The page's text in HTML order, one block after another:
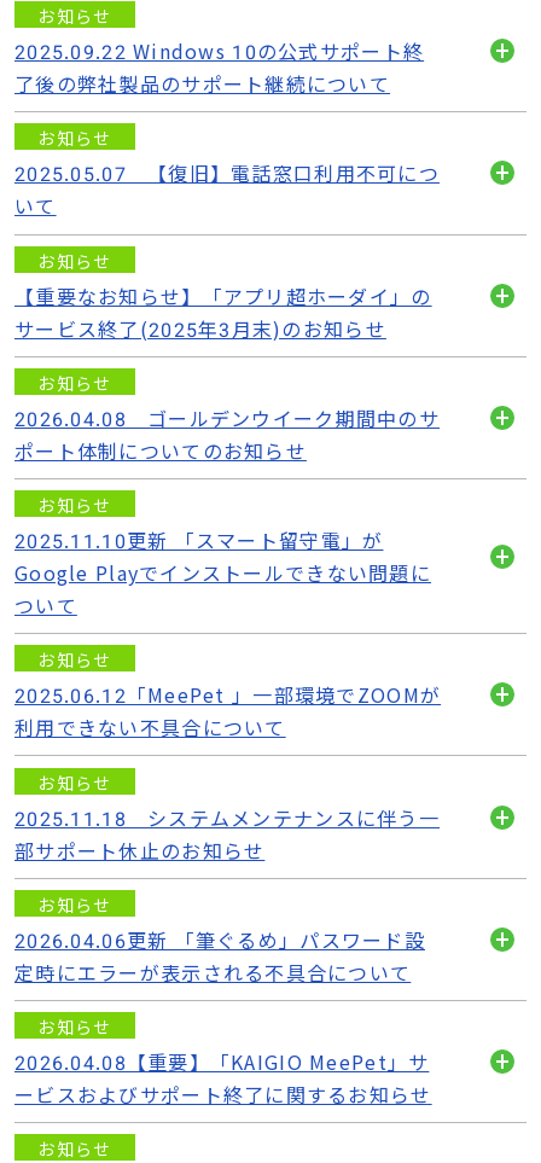
お知らせ
2025.09.22 Windows 10の公式サポート終
了後の弊社製品のサポート継続について
く
お知らせ
2025.05.07 【復旧】電話窓口利用不可につ
いて
く
お知らせ
【重要なお知らせ】「アプリ超ホーダイ」の
サービス終了(2025年3月末)のお知らせ
く
お知らせ
2026.04.08 ゴールデンウイーク期間中のサ
ポート体制についてのお知らせ
く
お知らせ
2025.11.10更新 「スマート留守電」が
Google Playでインストールできない問題に
ついて
お知らせ
2025.06.12「MeePet 」一部環境でZOOMが
利用できない不具合について
く
お知らせ
2025.11.18 システムメンテナンスに伴う一
部サポート休止のお知らせ
く
お知らせ
2026.04.06更新 「筆ぐるめ」パスワード設
定時にエラーが表示される不具合について
く
お知らせ
2026.04.08【重要】「KAIGIO MeePet」サ
ービスおよびサポート終了に関するお知らせ
く
お知らせ